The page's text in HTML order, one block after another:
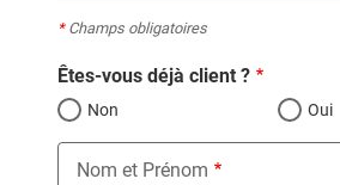
*Champs obligatoires
Êtes-vous déjà client ?
Non Oui
Nom et Prénom